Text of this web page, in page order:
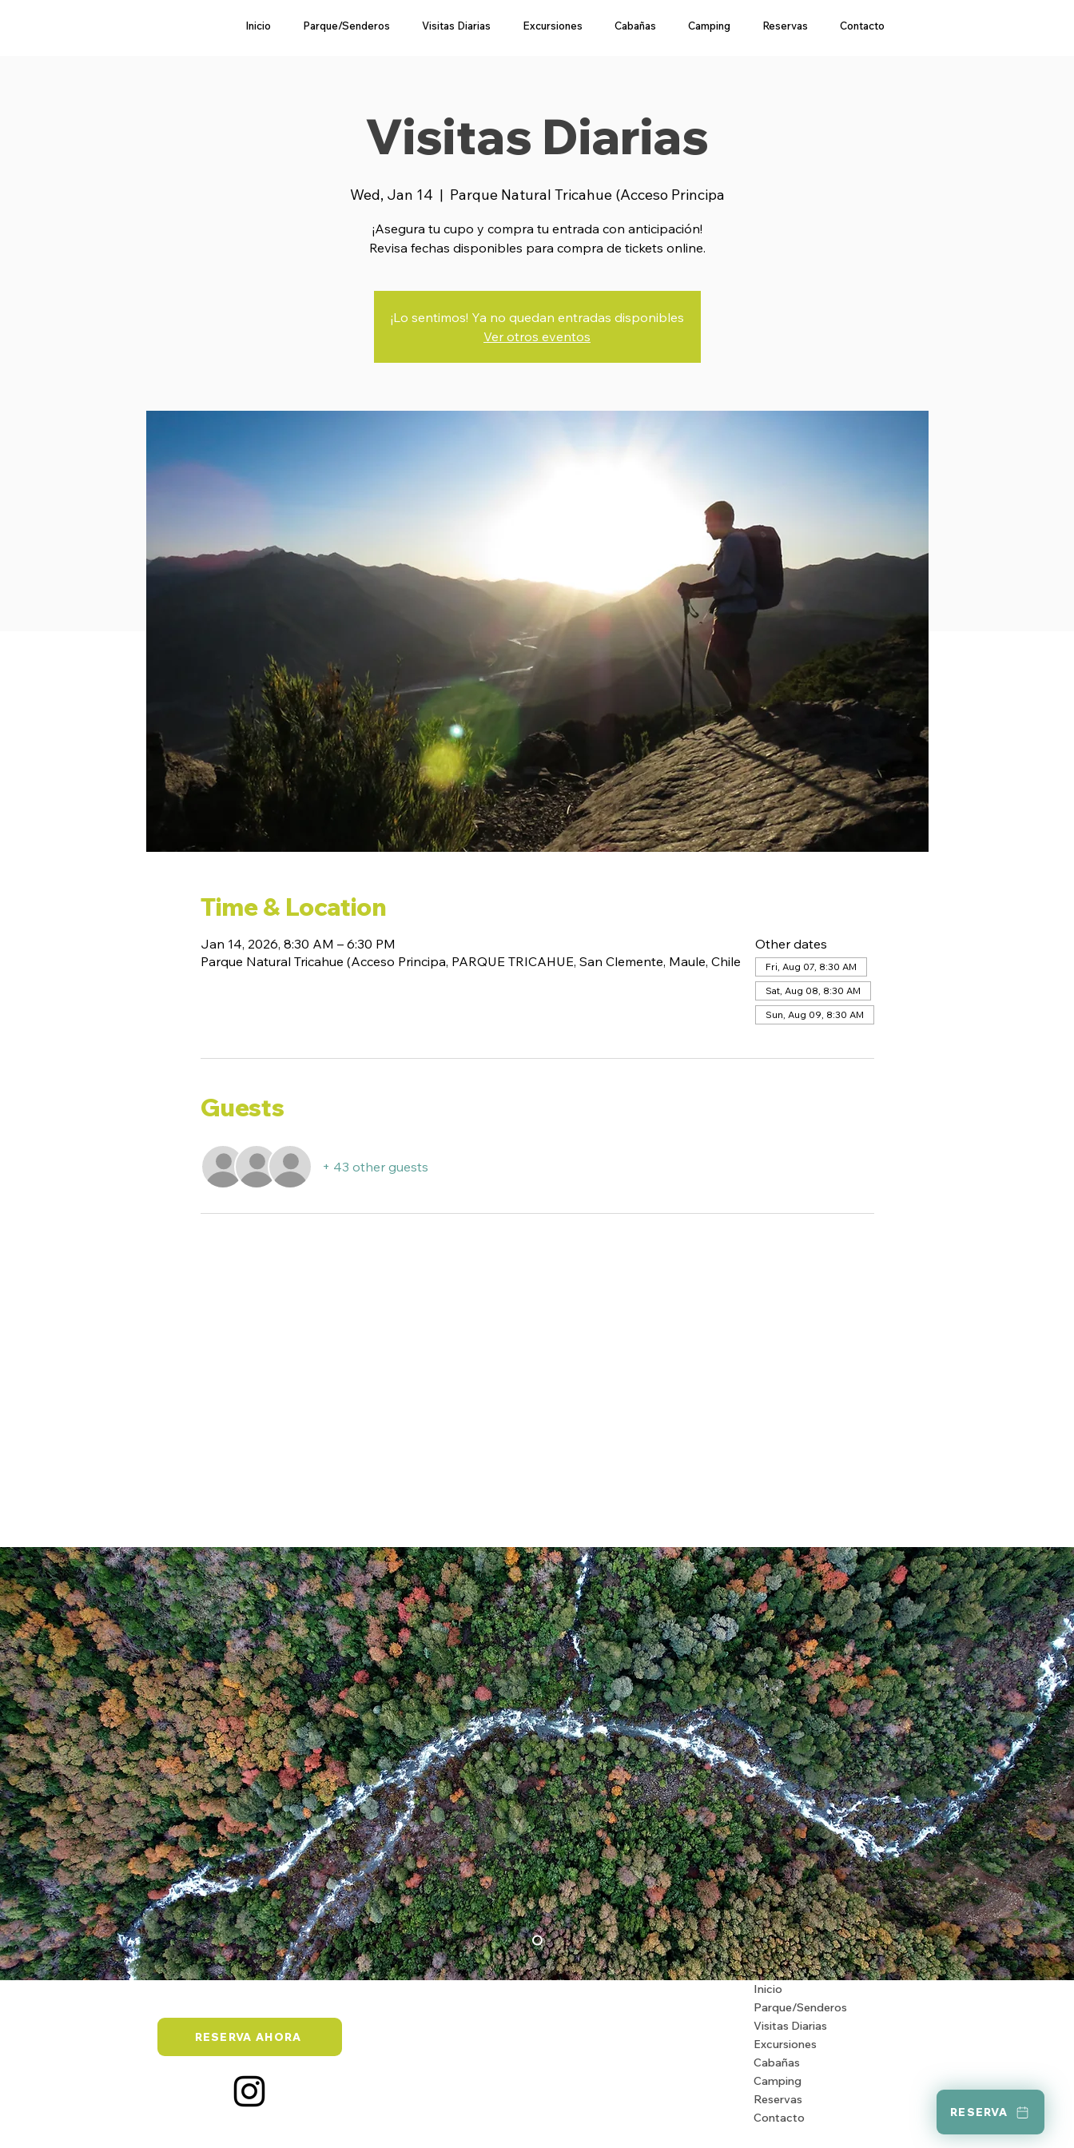
Inicio Parque/Senderos Visitas Diarias Excursiones Cabañas Camping Reservas Contacto
Visitas Diarias
Wed, Jan 14
  |
Parque Natural Tricahue (Acceso Principa
¡Asegura tu cupo y compra tu entrada con anticipación!
Revisa fechas disponibles para compra de tickets online.
¡Lo sentimos! Ya no quedan entradas disponibles
Ver otros eventos
Time & Location
Jan 14, 2026, 8:30 AM – 6:30 PM
Parque Natural Tricahue (Acceso Principa, PARQUE TRICAHUE, San Clemente, Maule, Chile
Other dates
Fri, Aug 07, 8:30 AM
Sat, Aug 08, 8:30 AM
Sun, Aug 09, 8:30 AM
Guests
+ 43 other guests
RESERVA
RESERVA AHORA
Inicio
Parque/Senderos
Visitas Diarias
Excursiones
Cabañas
Camping
Reservas
Contacto